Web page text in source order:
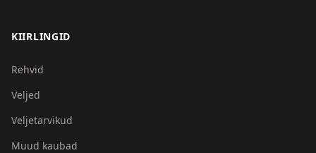
KIIRLINGID
Rehvid
Veljed
Veljetarvikud
Muud kaubad